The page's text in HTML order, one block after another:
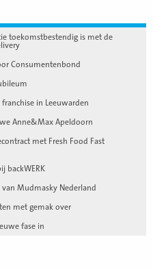
toekomstbestendig is met de
Consumentenbond
in Leeuwarden
Anne&Max Apeldoorn
met Fresh Food Fast
backWERK
Mudmasky Nederland
met gemak over
fase in